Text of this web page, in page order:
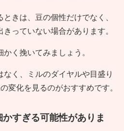
きは、豆の個性だけでなく、
っていない場合があります。
く挽いてみましょう。
く、ミルのダイヤルや目盛り
変化を見るのがおすすめです。
すぎる可能性がありま